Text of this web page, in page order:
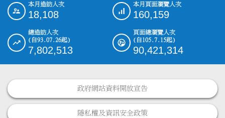
::: 本月造訪人次
18,108
本月頁面瀏覽人次
160,159
總造訪人次
(自93.07.26起)
7,802,513
頁面總瀏覽人次
(自105.7.15起)
90,421,314
政府網站資料開放宣告
隱私權及資訊安全政策